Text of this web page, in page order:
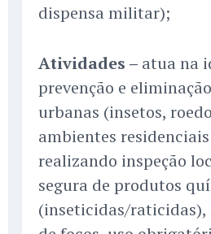
dispensa militar);
Atividades – atua na
prevenção e
urbanas (insetos,
ambientes
realizando inspeção
segura de produtos
(inseticidas/